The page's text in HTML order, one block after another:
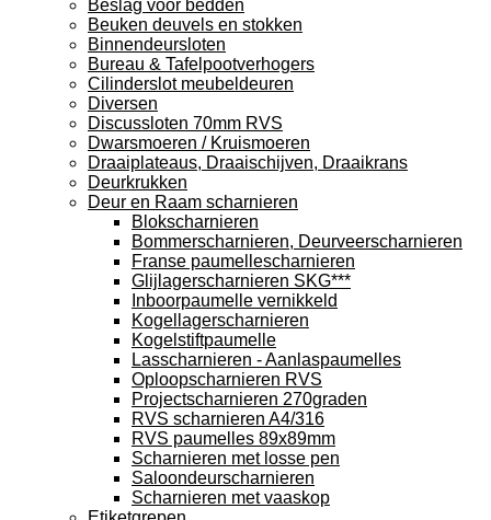
Beslag voor bedden
Beuken deuvels en stokken
Binnendeursloten
Bureau & Tafelpootverhogers
Cilinderslot meubeldeuren
Diversen
Discussloten 70mm RVS
Dwarsmoeren / Kruismoeren
Draaiplateaus, Draaischijven, Draaikrans
Deurkrukken
Deur en Raam scharnieren
Blokscharnieren
Bommerscharnieren, Deurveerscharnieren
Franse paumellescharnieren
Glijlagerscharnieren SKG***
Inboorpaumelle vernikkeld
Kogellagerscharnieren
Kogelstiftpaumelle
Lasscharnieren - Aanlaspaumelles
Oploopscharnieren RVS
Projectscharnieren 270graden
RVS scharnieren A4/316
RVS paumelles 89x89mm
Scharnieren met losse pen
Saloondeurscharnieren
Scharnieren met vaaskop